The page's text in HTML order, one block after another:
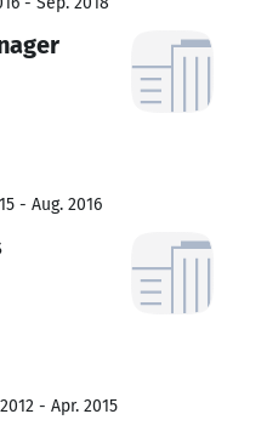
- Aug. 2016
- Apr. 2015